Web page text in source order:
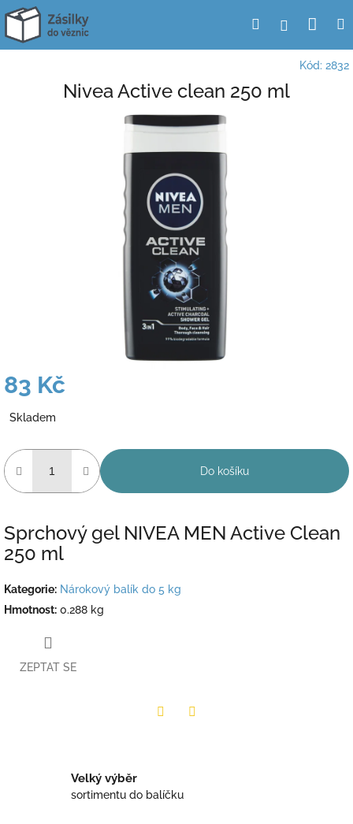
Přejít
obsah
HledatPřihlášení
Kód: 2832
Nivea Active clean 250 ml
83 Kč
cena:
Skladem
Do košíku
Sprchový gel NIVEA MEN Active Clean
250 ml
Kategorie: Nárokový balík do 5 kg
Hmotnost: 0.288 kg
ZEPTAT SE
Velký výběr
sortimentu do balíčku